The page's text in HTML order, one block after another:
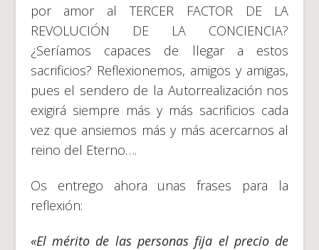
por amor al TERCER FACTOR DE LA
REVOLUCIÓN DE LA CONCIENCIA?
¿Seríamos capaces de llegar a estos
sacrificios? Reflexionemos, amigos y amigas,
pues el sendero de la Autorrealización nos
exigirá siempre más y más sacrificios cada
vez que ansiemos más y más acercarnos al
reino del Eterno….
Os entrego ahora unas frases para la
reflexión:
«El mérito de las personas fija el precio de